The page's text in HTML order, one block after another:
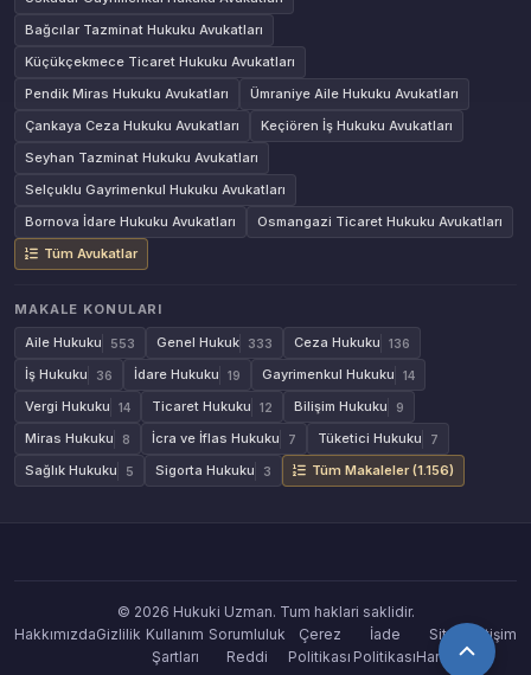
Bağcılar Tazminat Hukuku Avukatları
Küçükçekmece Ticaret Hukuku Avukatları
Pendik Miras Hukuku Avukatları
Ümraniye Aile Hukuku Avukatları
Çankaya Ceza Hukuku Avukatları
Keçiören İş Hukuku Avukatları
Seyhan Tazminat Hukuku Avukatları
Selçuklu Gayrimenkul Hukuku Avukatları
Bornova İdare Hukuku Avukatları
Osmangazi Ticaret Hukuku Avukatları
Tüm Avukatlar
MAKALE KONULARI
Aile Hukuku
553 Genel Hukuk 333 Ceza Hukuku 136
İş Hukuku 36 İdare Hukuku 19 Gayrimenkul Hukuku 14
Vergi Hukuku 14 Ticaret Hukuku 12 Bilişim Hukuku 9
Miras Hukuku 8 İcra ve İflas Hukuku 7 Tüketici Hukuku 7
Sağlık Hukuku 5 Sigorta Hukuku 3 Tüm Makaleler (1.156)
© 2026 Hukuki Uzman. Tum haklari saklidir.
HakkımızdaGizlilik Kullanım
Şartları
Sorumluluk
Reddi
Çerez
Politikası
İade
Politikası
Site
Haritası
İletişim